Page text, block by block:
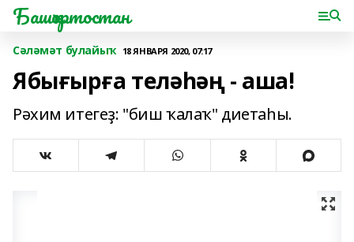
Башҡортостан
Сәләмәт булайыҡ 18 ЯНВАРЯ 2020, 07:17
Ябығырға теләһәң - аша!
Рәхим итегеҙ: "биш ҡалаҡ" диетаһы.